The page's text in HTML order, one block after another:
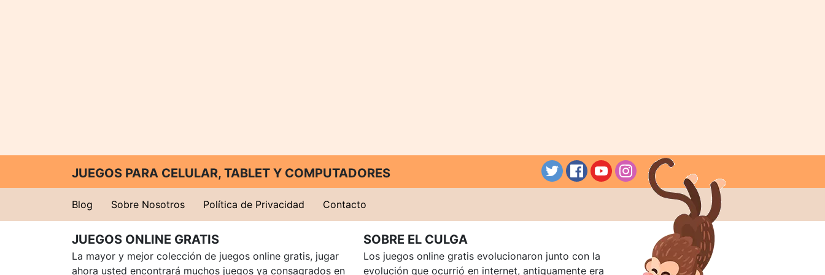
JUEGOS PARA CELULAR, TABLET Y COMPUTADORES
Blog Sobre Nosotros Política de Privacidad Contacto
JUEGOS ONLINE GRATIS
La mayor y mejor colección de juegos online gratis, jugar
ahora usted encontrará muchos juegos ya consagrados en
SOBRE EL CULGA
Los juegos online gratis evolucionaron junto con la
evolución que ocurrió en internet, antiguamente era